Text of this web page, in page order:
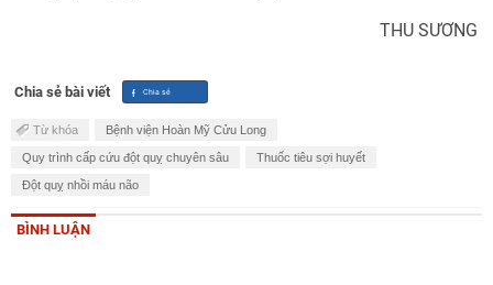
THU SƯƠNG
Chia sẻ bài viết
Từ khóa Bệnh viện Hoàn Mỹ Cửu Long
Quy trình cấp cứu đột quỵ chuyên sâu Thuốc tiêu sợi huyết
Đột quỵ nhồi máu não
BÌNH LUẬN